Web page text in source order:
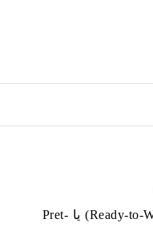
Ready-to-Wear (RTW) یا Pret-